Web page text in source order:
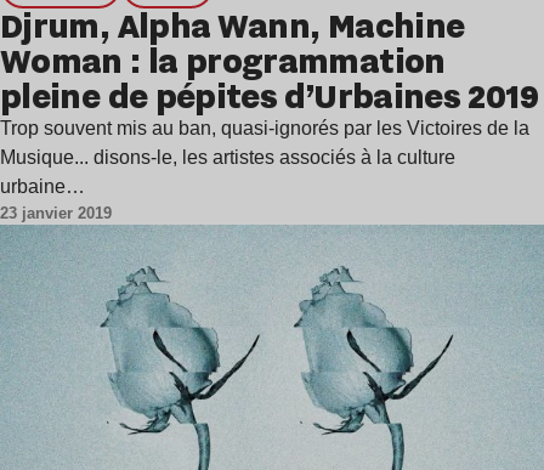
Djrum, Alpha Wann, Machine
Woman : la programmation
pleine de pépites d’Urbaines 2019
Trop souvent mis au ban, quasi-ignorés par les Victoires de la
Musique... disons-le, les artistes associés à la culture
urbaine…
23 janvier 2019